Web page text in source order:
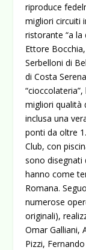
riproduce
migliori circuiti
ristorante “a la
Ettore
Serbelloni di
di Costa
migliori qualità
inclusa una
ponti da oltre
Club, con
sono disegnati
hanno come
Romana.
numerose
originali),
Omar Galliani,
Pizzi,